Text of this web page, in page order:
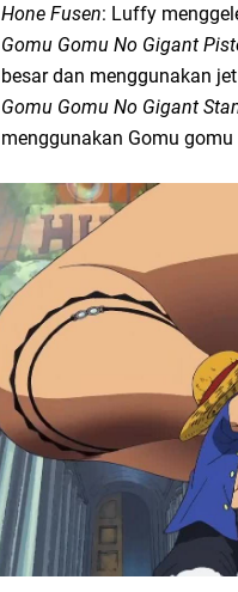
Hone Fusen: Luffy
Gomu Gomu No Gigant
besar dan menggunakan
Gomu Gomu No Gigant
menggunakan Gomu